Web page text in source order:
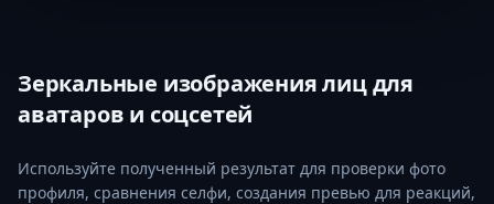
Зеркальные изображения лиц для
аватаров и соцсетей
Используйте полученный результат для проверки фото
профиля, сравнения селфи, создания превью для реакций,